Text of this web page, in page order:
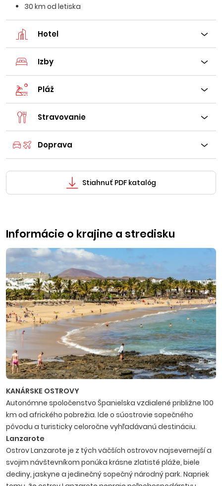
30 km od letiska
Hotel
Izby
Pláž
Stravovanie
Doprava
Stiahnuť PDF katalóg
Informácie o krajine a stredisku
KANÁRSKE OSTROVY
Autonómne spoločenstvo Španielska vzdialené približne 100
km od afrického pobrežia. Ide o súostrovie sopečného
pôvodu a turisticky celoročne vyhľadávanú destináciu.
Lanzarote
Ostrov Lanzarote je z tých väčších ostrovov najsevernejší a
svojim návštevníkom ponúka krásne zlatisté pláže, biele
dediny, jaskyne a jedinečný sopečný národný park. Napriek